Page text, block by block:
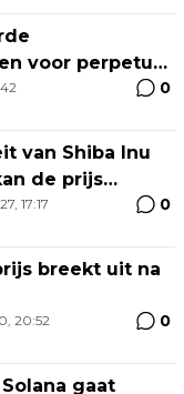
voor perpetual
sterk af
0
van Shiba Inu
de prijs
17:17 0
breekt uit na
20:52 0
gaat